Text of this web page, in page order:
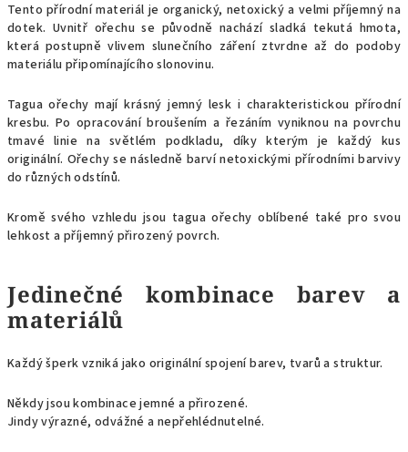
Tento přírodní materiál je organický, netoxický a velmi příjemný na
dotek. Uvnitř ořechu se původně nachází sladká tekutá hmota,
která postupně vlivem slunečního záření ztvrdne až do podoby
materiálu připomínajícího slonovinu.
Tagua ořechy mají krásný jemný lesk i charakteristickou přírodní
kresbu. Po opracování broušením a řezáním vyniknou na povrchu
tmavé linie na světlém podkladu, díky kterým je každý kus
originální. Ořechy se následně barví netoxickými přírodními barvivy
do různých odstínů.
Kromě svého vzhledu jsou tagua ořechy oblíbené také pro svou
lehkost a příjemný přirozený povrch.
Jedinečné kombinace barev a
materiálů
Každý šperk vzniká jako originální spojení barev, tvarů a struktur.
Někdy jsou kombinace jemné a přirozené.
Jindy výrazné, odvážné a nepřehlédnutelné.